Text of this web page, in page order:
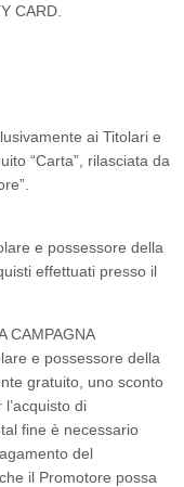
CARD.
ai Titolari e
“Carta”, rilasciata da
e possessore della
effettuati presso il
CAMPAGNA
e possessore della
gratuito, uno sconto
di
fine è necessario
del
il Promotore possa